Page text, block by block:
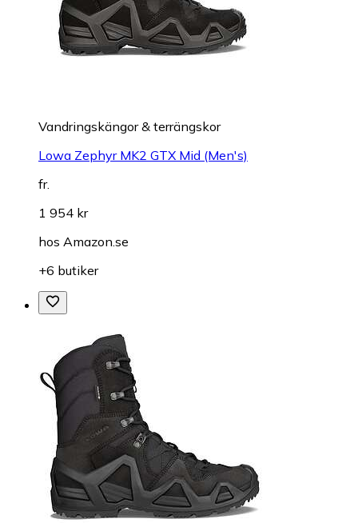
Vandringskängor & terrängskor
Lowa Zephyr MK2 GTX Mid (Men's)
fr.
1 954 kr
hos Amazon.se
+6 butiker